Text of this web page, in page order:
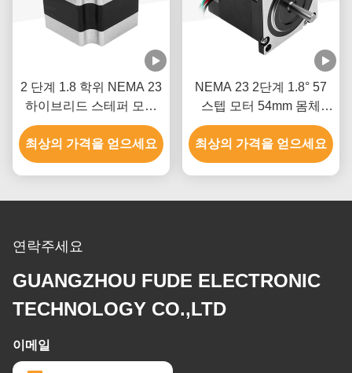
2 단계 1.8 학위 NEMA 23
하이브리드 스테퍼 모터
스테퍼 모터 키트 CNC
CE
최상의 가격을 얻으세요
NEMA 23 2단계 1.8° 57
스텝 모터 54mm 몸체
1.0A 인쇄기
최상의 가격을 얻으세요
연락주세요
GUANGZHOU FUDE ELECTRONIC
TECHNOLOGY CO.,LTD
이메일